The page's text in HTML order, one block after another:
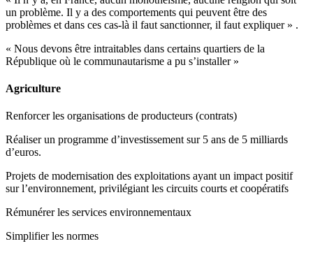
un problème. Il y a des comportements qui peuvent être des
problèmes et dans ces cas-là il faut sanctionner, il faut expliquer » .
« Nous devons être intraitables dans certains quartiers de la
République où le communautarisme a pu s’installer »
Agriculture
Renforcer les organisations de producteurs (contrats)
Réaliser un programme d’investissement sur 5 ans de 5 milliards
d’euros.
Projets de modernisation des exploitations ayant un impact positif
sur l’environnement, privilégiant les circuits courts et coopératifs
Rémunérer les services environnementaux
Simplifier les normes